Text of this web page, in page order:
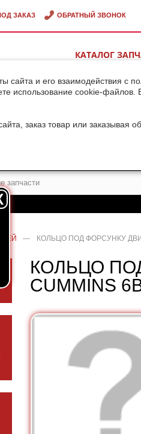
сайта и его взаимодействия с
использование cookie-файлов.
заказ товар или заказывая
ЗАКАЗ ОБРАТНЫЙ ЗВОНОК
КАТАЛОГ
— КОЛЬЦО ПОД ФОРСУНКУ
КОЛЬЦО
CUMMINS